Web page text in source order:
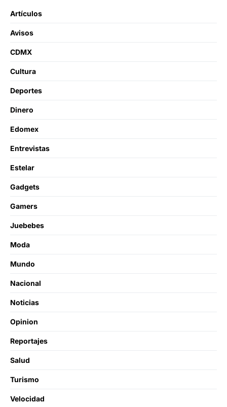
Artículos
Avisos
CDMX
Cultura
Deportes
Dinero
Edomex
Entrevistas
Estelar
Gadgets
Gamers
Juebebes
Moda
Mundo
Nacional
Noticias
Opinion
Reportajes
Salud
Turismo
Velocidad